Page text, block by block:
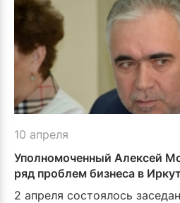
10 апреля
Уполномоченный Алексей
ряд проблем бизнеса в
2 апреля состоялось